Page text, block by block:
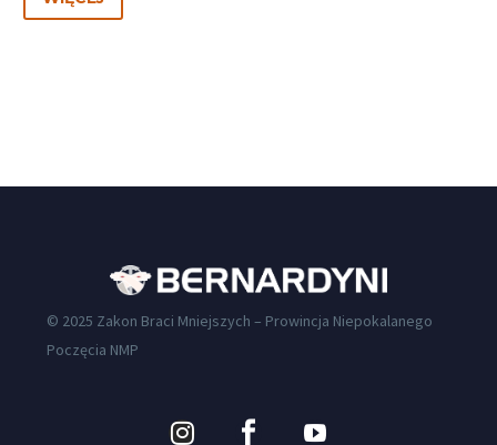
© 2025 Zakon Braci Mniejszych – Prowincja Niepokalanego
Poczęcia NMP